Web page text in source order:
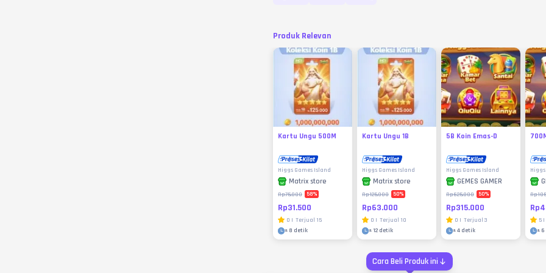
Produk Relevan
Kartu Ungu 500M
Higgs Games Island
Matrix store
Rp75.000 58%
Rp31.500
0 | Terjual 15
± 8 detik
Kartu Ungu 1B
Higgs Games Island
Matrix store
Rp125.000 50%
Rp63.000
0 | Terjual 10
±12 detik
5B Koin Emas-D
Higgs Games Island
GEMES GAMER
Rp625.000 50%
Rp315.000
0 | Terjual 3
±4 detik
Higgs
5 |
± 6
Cara Beli Produk ini